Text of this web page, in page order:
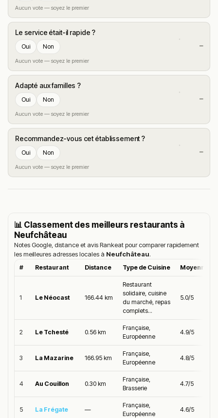
Aucun vote — soyez le premier
Le service était-il rapide ?
Oui Non
Aucun vote — soyez le premier
—
Adapté aux familles ?
Oui Non
Aucun vote — soyez le premier
—
Recommandez-vous cet établissement ?
Oui Non
Aucun vote — soyez le premier
—
📊 Classement des meilleurs restaurants à
Neufchâteau
Notes Google, distance et avis Rankeat pour comparer rapidement
les meilleures adresses locales à Neufchâteau.
# Restaurant Distance Type de Cuisine Moyenne
1 Le Néocast 166.44 km
Restaurant
solidaire, cuisine
du marché, repas
complets...
5.0/5
2 Le Tchesté 0.56 km
Française,
Européenne
4.9/5
3 La Mazarine 166.95 km
Française,
Européenne
4.8/5
4 Au Couillon 0.30 km
Française,
Brasserie
4.7/5
5 La Frégate —
Française,
Européenne
4.6/5